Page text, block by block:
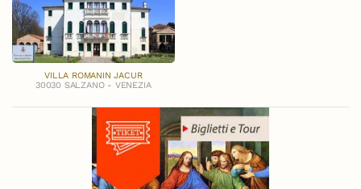
VILLA ROMANIN JACUR
30030 SALZANO - VENEZIA